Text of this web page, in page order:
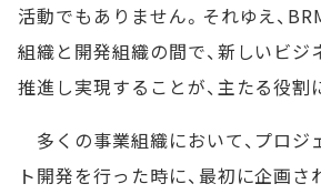
活動でもありません。それゆえ、
組織と開発組織の間で、新しいビジ
推進し実現することが、主たる役割
多くの事業組織において、プロジ
ト開発を行った時に、最初に企画